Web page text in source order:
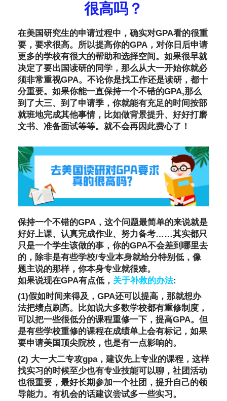
很高吗？
在美国研究生的申请过程中，确实对GPA看的很重
要，要求很高。所以提高你的GPA，对你日后申请
更多的学校有很大的帮助和选择空间。如果很早就
决定了要出国读研的同学，那么从大一开始你就必
须非常重视GPA。不论你是找工作还是读研，都十
分重要。如果你能一直保持一个不错的GPA,那么
到了大三、到了申请季，你就能有充足的时间按部
就班地完成其他事情，比如做背景提升、好好打磨
文书、准备面试等等。就不会再因此费心了！
保持一个不错的GPA，这个问题最简单的来说就是
好好上课、认真完成作业、努力备考……其实都只
只是一个学生该做的事，你的GPA不会差到哪里去
的，除非是有些学校/专业本身就给分特别低，像
题主说的那样，你本身专业就很难。
如果说现在GPA有点低， 关于补救的办法:
(1)假如时间来得及，GPA还可以提高，那就想办
法把绩点刷高。比如说大多数学校都有重修制度，
可以把一些很低分的课程重修一下，提高GPA。但
是有些学校重修的课程在成绩单上会有标记，如果
要申请美国顶尖院校，也是有一点影响的。
(2) 大一大二专攻gpa，建议先上专业的课程，这样
找实习的时候至少也有专业技能可以聊，社团活动
也很重要，最好长期参加一个社团，提升自己的领
导能力。有机会的话建议尝试多一些实习。